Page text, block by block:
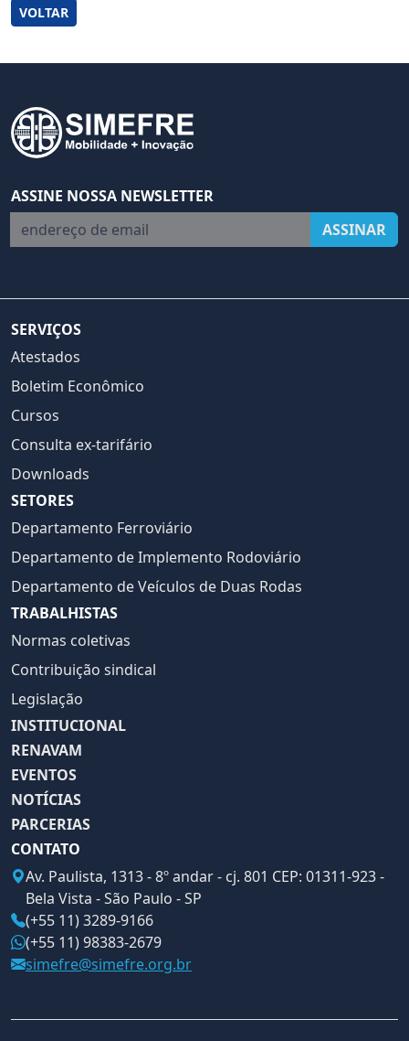
VOLTAR
ASSINE NOSSA NEWSLETTER
endereço de email
ASSINAR
SERVIÇOS
Atestados
Boletim Econômico
Cursos
Consulta ex-tarifário
Downloads
SETORES
Departamento Ferroviário
Departamento de Implemento Rodoviário
Departamento de Veículos de Duas Rodas
TRABALHISTAS
Normas coletivas
Contribuição sindical
Legislação
INSTITUCIONAL
RENAVAM
EVENTOS
NOTÍCIAS
PARCERIAS
CONTATO
Av. Paulista, 1313 - 8º andar - cj. 801 CEP: 01311-923 -
Bela Vista - São Paulo - SP
(+55 11) 3289-9166
(+55 11) 98383-2679
simefre@simefre.org.br